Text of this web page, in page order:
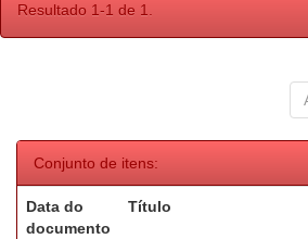
Resultado 1-1 de 1.
Conjunto de itens:
Data do
documento
Título